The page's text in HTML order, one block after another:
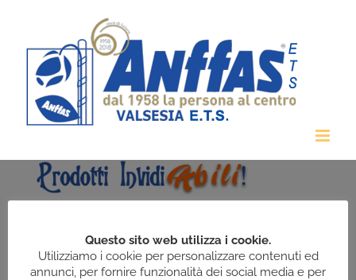
contenuto
Questo sito web utilizza i cookie.
Utilizziamo i cookie per personalizzare contenuti ed
annunci, per fornire funzionalità dei social media e per